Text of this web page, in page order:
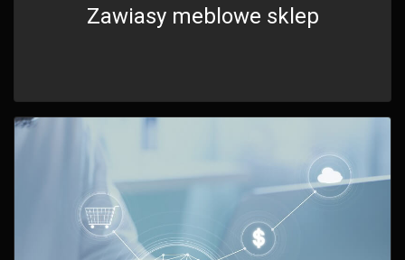
Zawiasy meblowe sklep